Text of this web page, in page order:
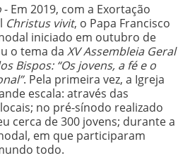
- Em 2019, com a Exortação
Christus vivit, o Papa Francisco
iniciado em outubro de
o tema da XV Assembleia Geral
Bispos: “Os jovens, a fé e o
. Pela primeira vez, a Igreja
escala: através das
no pré-sínodo realizado
cerca de 300 jovens; durante a
em que participaram
todo.